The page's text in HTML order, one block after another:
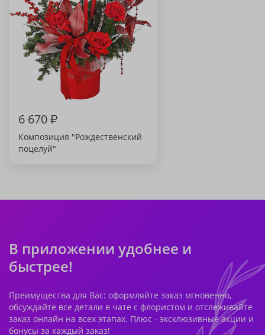
6 670₽
Композиция "Рождественский
поцелуй"
В приложении удобнее и
быстрее!
Преимущества для Вас: оформляйте заказ мгновенно,
обсуждайте все детали в чате с флористом и отслеживайте
заказ онлайн на всех этапах. Плюс - эксклюзивные акции и
бонусы за каждый заказ!